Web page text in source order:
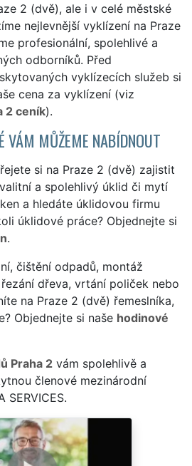
2 (dvě), ale i v celé městské
nejlevnější vyklízení na Praze
profesionální, spolehlivé a
odborníků. Před
vyklízecích služeb si
cena za vyklízení (viz
2 ceník).
VÁM MŮŽEME NABÍDNOUT
si na Praze 2 (dvě) zajistit
a spolehlivý úklid či mytí
a hledáte úklidovou firmu
úklidové práce? Objednejte si
.
čištění odpadů, montáž
dřeva, vrtání poliček nebo
na Praze 2 (dvě) řemeslníka,
Objednejte si naše hodinové
Praha 2 vám spolehlivě a
členové mezinárodní
SERVICES.